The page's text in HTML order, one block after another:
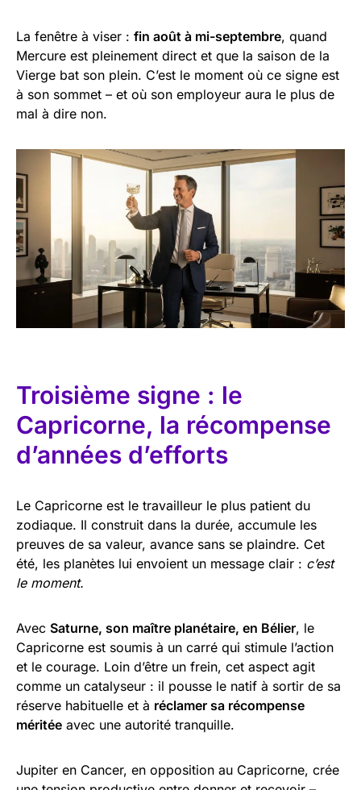
La fenêtre à viser : fin août à mi-septembre, quand
Mercure est pleinement direct et que la saison de la
Vierge bat son plein. C’est le moment où ce signe est
à son sommet – et où son employeur aura le plus de
mal à dire non.
Troisième signe : le
Capricorne, la récompense
d’années d’efforts
Le Capricorne est le travailleur le plus patient du
zodiaque. Il construit dans la durée, accumule les
preuves de sa valeur, avance sans se plaindre. Cet
été, les planètes lui envoient un message clair : c’est
le moment.
Avec Saturne, son maître planétaire, en Bélier, le
Capricorne est soumis à un carré qui stimule l’action
et le courage. Loin d’être un frein, cet aspect agit
comme un catalyseur : il pousse le natif à sortir de sa
réserve habituelle et à réclamer sa récompense
méritée avec une autorité tranquille.
Jupiter en Cancer, en opposition au Capricorne, crée